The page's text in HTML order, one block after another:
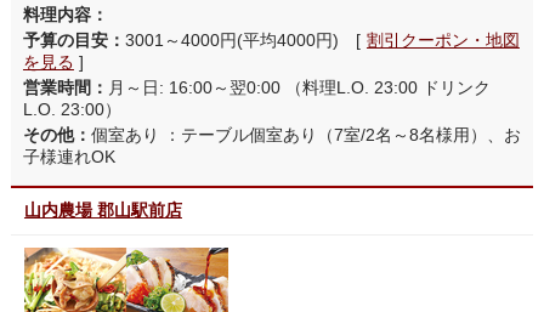
料理内容：
予算の目安： 3001～4000円(平均4000円) [ 割引クーポン・地図
を見る ]
営業時間： 月～日: 16:00～翌0:00 （料理L.O. 23:00 ドリンク
L.O. 23:00）
その他： 個室あり ：テーブル個室あり（7室/2名～8名様用）、お
子様連れOK
山内農場 郡山駅前店